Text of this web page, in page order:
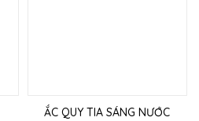
ẮC QUY TIA SÁNG NƯỚC